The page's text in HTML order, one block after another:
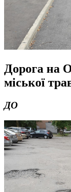
Дорога на
міської
ДО